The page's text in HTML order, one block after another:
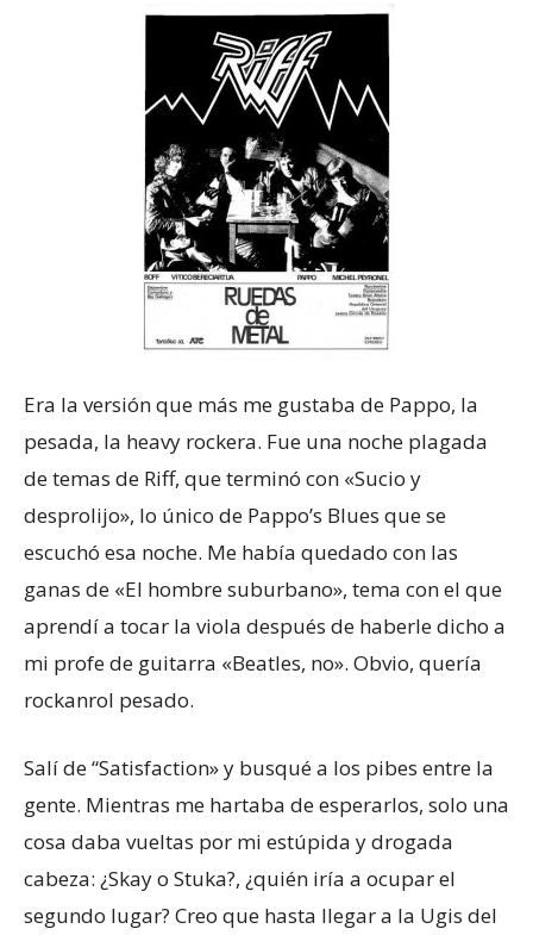
Era la versión que más me gustaba de Pappo, la
pesada, la heavy rockera. Fue una noche plagada
de temas de Riff, que terminó con «Sucio y
desprolijo», lo único de Pappo’s Blues que se
escuchó esa noche. Me había quedado con las
ganas de «El hombre suburbano», tema con el que
aprendí a tocar la viola después de haberle dicho a
mi profe de guitarra «Beatles, no». Obvio, quería
rockanrol pesado.
Salí de “Satisfaction» y busqué a los pibes entre la
gente. Mientras me hartaba de esperarlos, solo una
cosa daba vueltas por mi estúpida y drogada
cabeza: ¿Skay o Stuka?, ¿quién iría a ocupar el
segundo lugar? Creo que hasta llegar a la Ugis del